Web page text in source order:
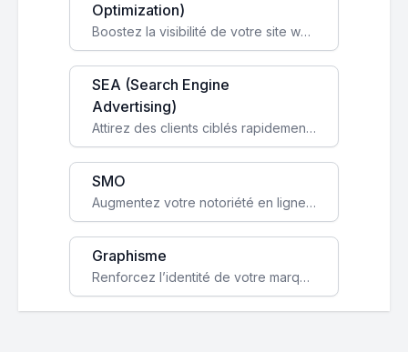
Optimization)
Boostez la visibilité de votre site web sur Google et attirez du trafic qualifié grâce à nos stratégies SEO.
SEA (Search Engine
Advertising)
Attirez des clients ciblés rapidement avec des campagnes publicitaires payantes optimisées pour vos objectifs.
SMO
Augmentez votre notoriété en ligne et stimulez la croissance de votre entreprise grâce à une stratégie sociale sur mesure.
Graphisme
Renforcez l’identité de votre marque avec un design unique qui capte l’attention et engage vos clients.